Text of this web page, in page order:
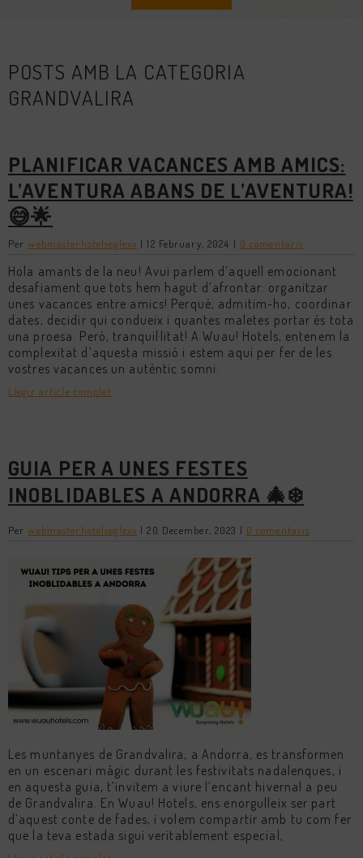
POSTS AMB LA CATEGORIA
GRANDVALIRA
PLANIFICAR VACANCES AMB AMICS:
L’AVENTURA ABANS DE L’AVENTURA!
😅🌟
Perwebmasterhotelseglexx |12 February, 2024 | 0 comentaris
Hola amants de la neu! Avui parlem d’aquell emocionant
desafiament que tots hem hagut d’afrontar: organitzar
unes vacances entre amics! Perquè, admitim-ho, coordinar
dates, decidir qui condueix i quantes maletes portar és tota
una proesa. Però, tranquil·litat! A Wuau! Hotels, entenem la
complexitat d’aquesta missió i estem aquí per fer de les
vostres vacances un autèntic somni.
Llegir article complet
GUIA PER A UNES FESTES
INOBLIDABLES A ANDORRA 🎄❄️
Perwebmasterhotelseglexx |20 December, 2023 | 0 comentaris
Les muntanyes de Grandvalira, a Andorra, es transformen
en un escenari màgic durant les festivitats nadalenques, i
en aquesta guia, t’invitem a viure l’encant hivernal a peu
de Grandvalira. En Wuau! Hotels, ens enorgulleix ser part
d’aquest conte de fades, i volem compartir amb tu com fer
que la teva estada sigui veritablement especial,